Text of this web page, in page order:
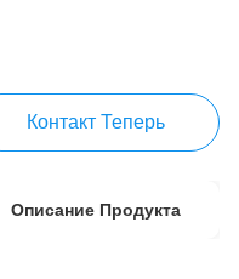
Контакт Теперь
Описание Продукта